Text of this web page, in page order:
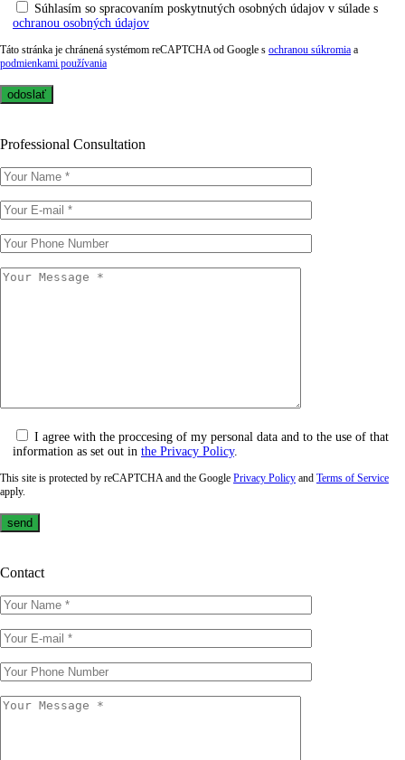
Súhlasím so spracovaním poskytnutých osobných údajov v súlade s
ochranou osobných údajov
Táto stránka je chránená systémom reCAPTCHA od Google s ochranou súkromia a
podmienkami používania
Professional Consultation
I agree with the proccesing of my personal data and to the use of that
information as set out in the Privacy Policy.
This site is protected by reCAPTCHA and the Google Privacy Policy and Terms of Service
apply.
Contact